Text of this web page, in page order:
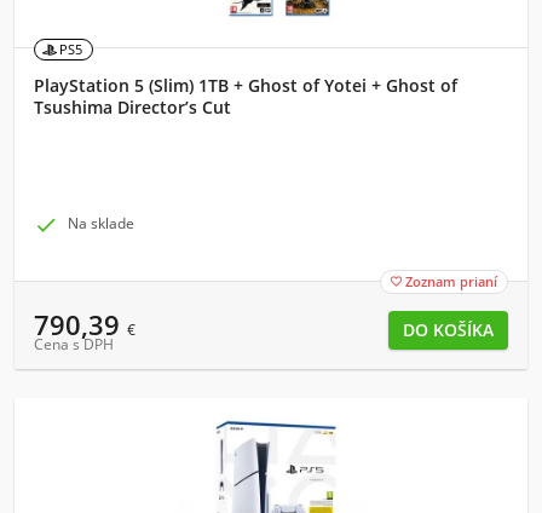
PS5
PlayStation 5 (Slim) 1TB + Ghost of Yotei + Ghost of
Tsushima Director’s Cut
 Na sklade
 Zoznam prianí
790,39 €
Cena s DPH